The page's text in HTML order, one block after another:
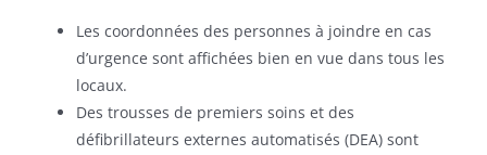
Les coordonnées des personnes à joindre en cas
d’urgence sont affichées bien en vue dans tous les
locaux.
Des trousses de premiers soins et des
défibrillateurs externes automatisés (DEA) sont